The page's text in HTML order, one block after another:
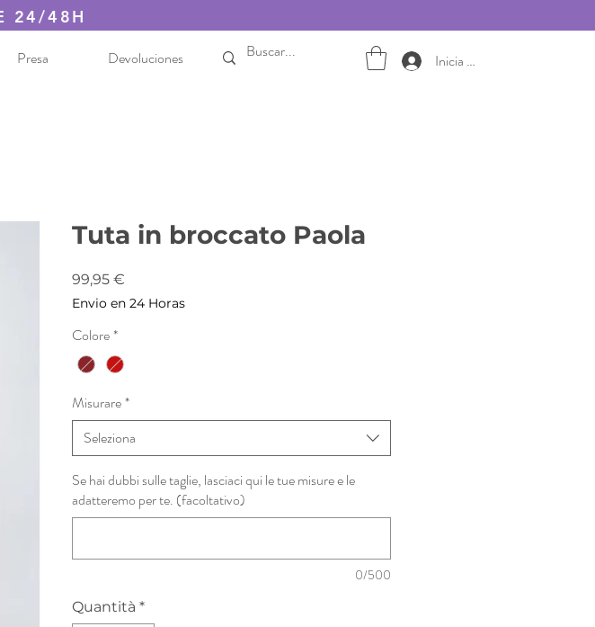
24/48H
Presa Devoluciones Inicia sesión
Tuta in broccato Paola
99,95 €
Envio en 24 Horas
Colore*
Misurare*
Seleziona
Se hai dubbi sulle taglie, lasciaci qui le tue misure e le
adatteremo per te. (facoltativo)
0/500
Quantità *